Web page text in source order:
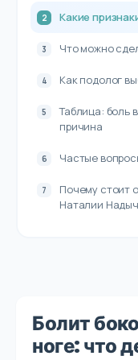
Болит
ноге: что
Какие
Что можно
Как подолог
Таблица: боль
причина
Частые
Почему стоит
Наталии Надыч